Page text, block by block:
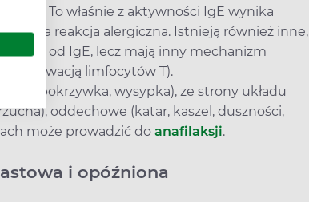
IgE. To właśnie z aktywności IgE wynika
reakcja alergiczna. Istnieją również inne,
od IgE, lecz mają inny mechanizm
aktywacją limfocytów T).
(pokrzywka, wysypka), ze strony układu
oddechowe (katar, kaszel, duszności,
może prowadzić do anafilaksji.
i opóźniona